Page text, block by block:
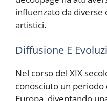
influenzato da
artistici.
Diffusione E
Nel corso del XIX
conosciuto un